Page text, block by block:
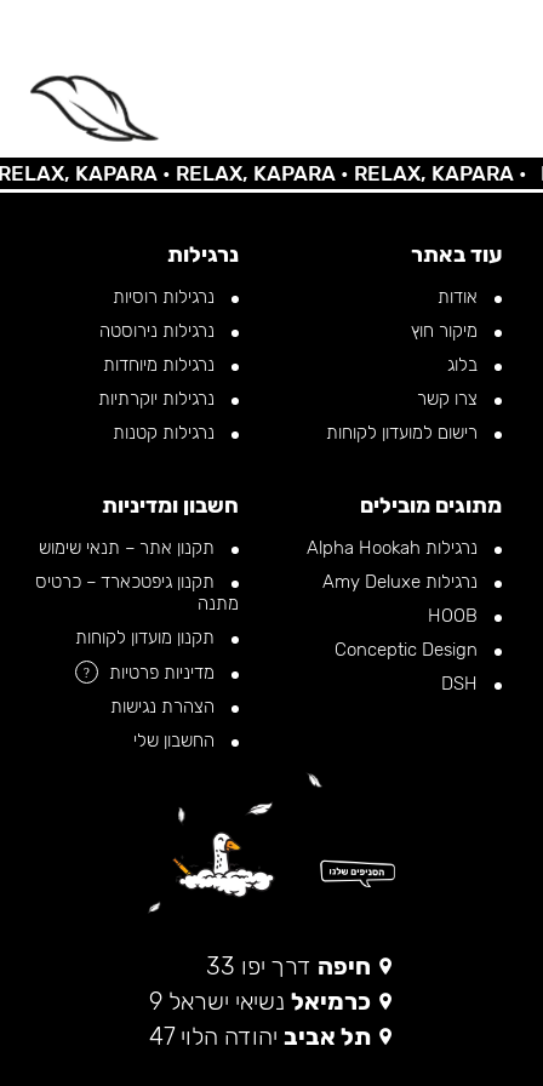
KAPARA •RELAX, KAPARA •RELAX, KAPARA •
עוד באתר
אודות
מיקור חוץ
בלוג
צרו קשר
רישום למועדון לקוחות
נרגילות
נרגילות רוסיות
נרגילות נירוסטה
נרגילות מיוחדות
נרגילות יוקרתיות
נרגילות קטנות
מתוגים מובילים
נרגילות Alpha Hookah
נרגילות Amy Deluxe
חשבון ומדיניות
תקנון אתר – תנאי שימוש
תקנון גיפטכארד – כרטיס
מתנה
תקנון מועדון לקוחות
מדיניות פרטיות
?
הצהרת נגישות
החשבון שלי
חיפה דרך יפו 33
כרמיאל נשיאי ישראל 9
תל אביב יהודה הלוי 47